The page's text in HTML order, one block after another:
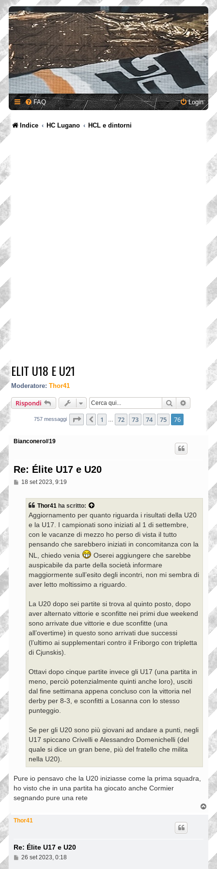
FAQ Login
Indice HC Lugano HCL e dintorni
ELIT U18 E U21
Moderatore: Thor41
Rispondi Cerca Ricerca
757 messaggi Pagina 76di76
Precedente
1 72 73 74 75 76
Bianconero#19
Re: Élite U17 e U20
M18 set 2023, 9:19
Thor41 ha scritto:
Aggiornamento per quanto riguarda i risultati della U20
e la U17. I campionati sono iniziati al 1 di settembre,
con le vacanze di mezzo ho perso di vista il tutto
pensando che sarebbero iniziati in concomitanza con la
NL, chiedo venia
Oserei aggiungere che sarebbe
auspicabile da parte della società informare
maggiormente sull’esito degli incontri, non mi sembra di
aver letto moltissimo a riguardo.
La U20 dopo sei partite si trova al quinto posto, dopo
aver alternato vittorie e sconfitte nei primi due weekend
sono arrivate due vittorie e due sconfitte (una
all’overtime) in questo sono arrivati due successi
(l’ultimo ai supplementari contro il Friborgo con tripletta
di Cjunskis).
Ottavi dopo cinque partite invece gli U17 (una partita in
meno, perciò potenzialmente quinti anche loro), usciti
dal fine settimana appena concluso con la vittoria nel
derby per 8-3, e sconfitti a Losanna con lo stesso
punteggio.
Se per gli U20 sono più giovani ad andare a punti, negli
U17 spiccano Crivelli e Alessandro Domenichelli (del
quale si dice un gran bene, più del fratello che milita
nella U20).
Pure io pensavo che la U20 iniziasse come la prima squadra,
ho visto che in una partita ha giocato anche Cormier
segnando pure una rete
p
Thor41
Re: Élite U17 e U20
M
26 set 2023, 0:18